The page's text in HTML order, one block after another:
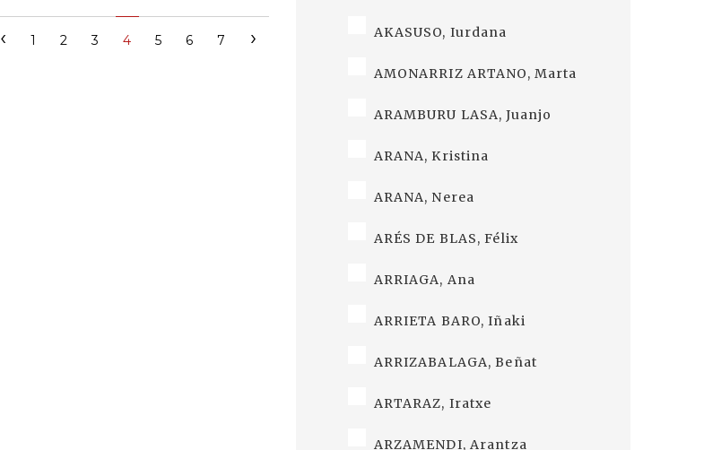
‹ 1 2 3 4 5 6 7 › AKASUSO, Iurdana
AMONARRIZ ARTANO, Marta
ARAMBURU LASA, Juanjo
ARANA, Kristina
ARANA, Nerea
ARÉS DE BLAS, Félix
ARRIAGA, Ana
ARRIETA BARO, Iñaki
ARRIZABALAGA, Beñat
ARTARAZ, Iratxe
ARZAMENDI, Arantza